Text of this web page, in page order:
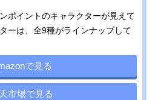
ポイントのキャラクターが見えて
ーは、全9種がラインナップして
で見る
市場で見る